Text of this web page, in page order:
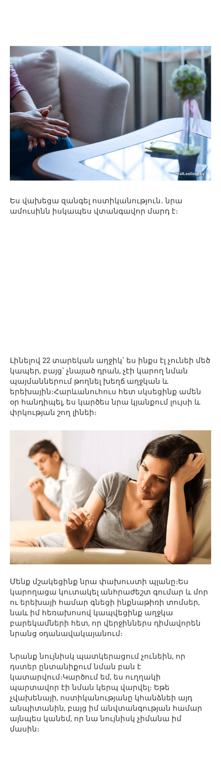
Ես վախեցա զանգել ոստիկանություն․ նրա
ամուսինն իսկապես վտանգավոր մարդ է։
Լինելով 22 տարեկան աղջիկ՝ ես ինքս էլ չունեի մեծ
կապեր, բայց՝ չնայած դրան, չէի կարող նման
պայմաններում թողնել խեղճ աղջկան և
երեխային։Հարևանուհուս հետ սկսեցինք ամեն
օր հանդիպել, ես կարծես նրա կյանքում լույսի և
փրկության շող լինեի։
Մենք մշակեցինք նրա փախուստի պլանը։Ես
կարողացա կուտակել անհրաժեշտ գումար և մոր
ու երեխայի համար գնեցի ինքնաթիռի տոմսեր,
նաև իմ հեռախոսով կապվեցինք աղջկա
բարեկամների հետ, որ վերջիններս դիմավորեն
նրանց օդանավակայանում։
Նրանք նույնիսկ պատկերացում չունեին, որ
դստեր ընտանիքում նման բան է
կատարվում։Կարծում եմ, ես ուղղակի
պարտավոր էի նման կերպ վարվել։ Եթե
չվախենայի, ոստիկանությանը կհանձնեի այդ
անպիտանին, բայց իմ անվտանգության համար
այնպես կանեմ, որ նա նույնիսկ չիմանա իմ
մասին։